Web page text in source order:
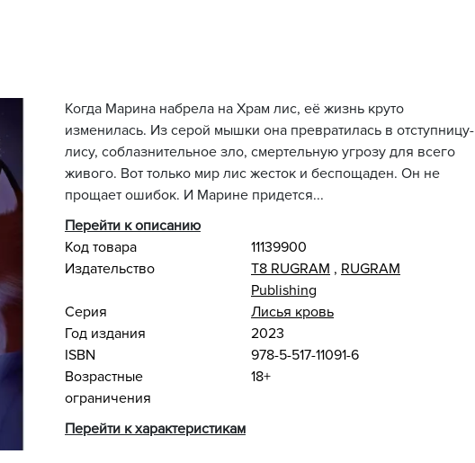
Когда Марина набрела на Храм лис, её жизнь круто
изменилась. Из серой мышки она превратилась в отступницу-
лису, соблазнительное зло, смертельную угрозу для всего
живого. Вот только мир лис жесток и беспощаден. Он не
прощает ошибок. И Марине придется...
Перейти к описанию
Код товара
11139900
Издательство
Т8 RUGRAM , RUGRAM
Publishing
Серия
Лисья кровь
Год издания
2023
ISBN
978-5-517-11091-6
Возрастные
ограничения
18+
Перейти к характеристикам